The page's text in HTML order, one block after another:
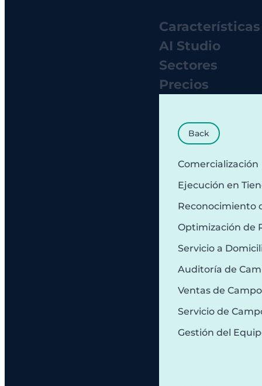
Características
AI Studio
Sectores
Precios
Back
Comercialización
Ejecución en
Reconocimiento
Optimización de
Servicio a
Auditoría de
Ventas de Campo
Servicio de
Gestión del